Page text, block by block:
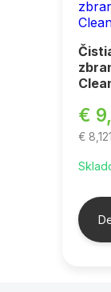
€
€